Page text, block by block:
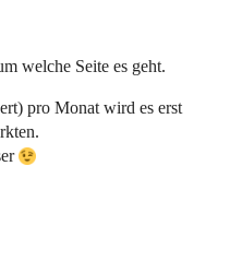
welche Seite es geht.
pro Monat wird es erst